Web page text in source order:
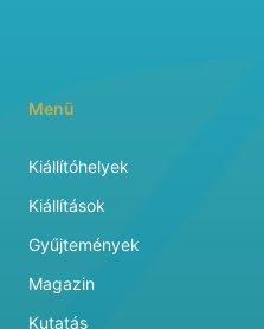
Menü
Kiállítóhelyek
Kiállítások
Gyűjtemények
Magazin
Kutatás